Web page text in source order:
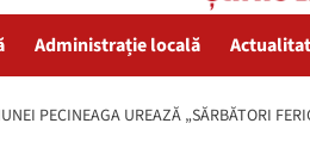
Administrație locală
PECINEAGA UREAZĂ „SĂRBĂTORI